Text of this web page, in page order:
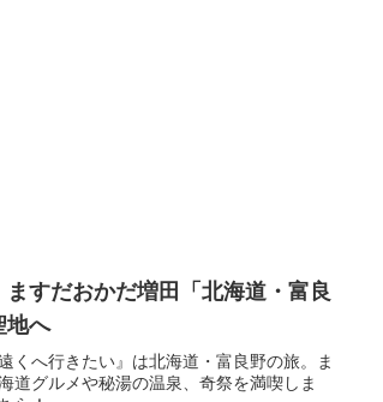
ますだおかだ増田「北海道・富良
地へ
くへ行きたい』は北海道・富良野の旅。ま
道グルメや秘湯の温泉、奇祭を満喫しま